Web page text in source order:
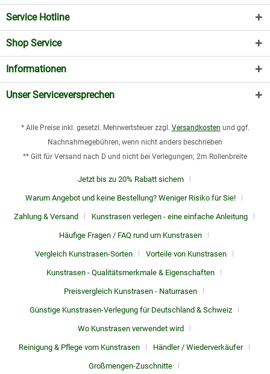
Service Hotline
Shop Service
Informationen
Unser Serviceversprechen
* Alle Preise inkl. gesetzl. Mehrwertsteuer zzgl. Versandkosten und ggf.
Nachnahmegebühren, wenn nicht anders beschrieben
** Gilt für Versand nach D und nicht bei Verlegungen; 2m Rollenbreite
Jetzt bis zu 20% Rabatt sichern
Warum Angebot und keine Bestellung? Weniger Risiko für Sie!
Zahlung & Versand Kunstrasen verlegen - eine einfache Anleitung
Häufige Fragen / FAQ rund um Kunstrasen
Vergleich Kunstrasen-Sorten Vorteile von Kunstrasen
Kunstrasen - Qualitätsmerkmale & Eigenschaften
Preisvergleich Kunstrasen - Naturrasen
Günstige Kunstrasen-Verlegung für Deutschland & Schweiz
Wo Kunstrasen verwendet wird
Reinigung & Pflege vom Kunstrasen Händler / Wiederverkäufer
Großmengen-Zuschnitte